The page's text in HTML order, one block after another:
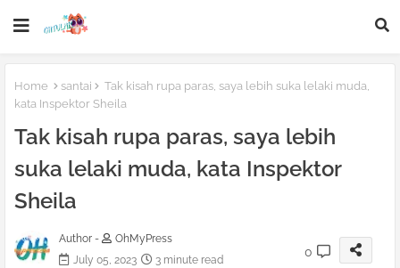
Home santai
Tak kisah rupa paras, saya lebih suka lelaki muda,
kata Inspektor Sheila
Tak kisah rupa paras, saya lebih
suka lelaki muda, kata Inspektor
Sheila
Author -
OhMyPress
July 05, 2023
3 minute read
0